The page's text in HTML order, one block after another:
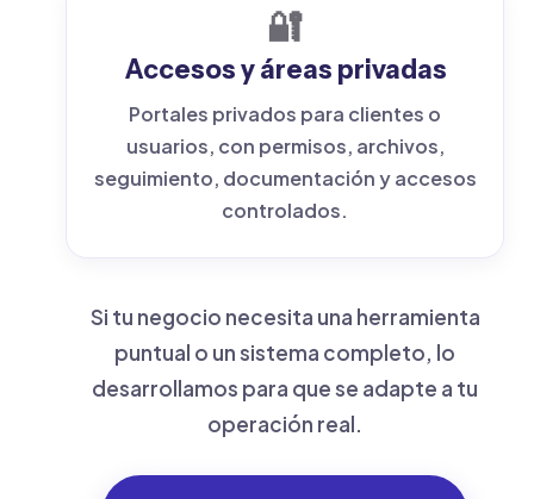
🔐
Accesos y áreas privadas
Portales privados para clientes o
usuarios, con permisos, archivos,
seguimiento, documentación y accesos
controlados.
Si tu negocio necesita una herramienta
puntual o un sistema completo, lo
desarrollamos para que se adapte a tu
operación real.